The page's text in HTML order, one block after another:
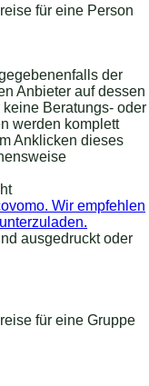
für eine Person
der
Anbieter auf dessen
Beratungs- oder
werden komplett
Anklicken dieses
Wir empfehlen
ausgedruckt oder
für eine Gruppe